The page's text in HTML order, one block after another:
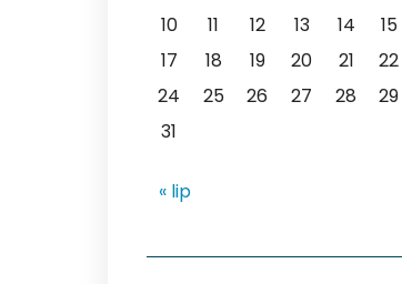
10
11 12 13 14 15
17
18 19 20 21 22
24
25 26 27 28 29
31
« lip